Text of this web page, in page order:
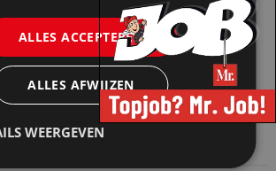
ONZE KENNISPARTNERS
praktijk naar bewijs: hoe onderbouw je
keuzes tijdens een Wwft-audit?
augustus 2026
ALLES ACCEPTEREN
ALLES AFWIJZEN
WEERGEVEN